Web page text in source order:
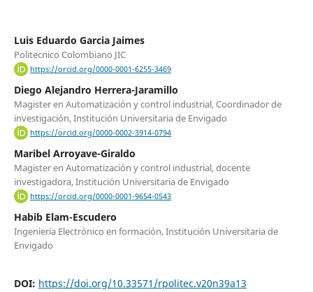
Luis Eduardo Garcia Jaimes
Politecnico Colombiano JIC
https://orcid.org/0000-0001-6255-3469
Diego Alejandro Herrera-Jaramillo
Magister en Automatización y control industrial, Coordinador de
investigación, Institución Universitaria de Envigado
https://orcid.org/0000-0002-3914-0794
Maribel Arroyave-Giraldo
Magister en Automatización y control industrial, docente
investigadora, Institución Universitaria de Envigado
https://orcid.org/0000-0001-9654-0543
Habib Elam-Escudero
Ingeniería Electrónico en formación, Institución Universitaria de
Envigado
DOI: https://doi.org/10.33571/rpolitec.v20n39a13